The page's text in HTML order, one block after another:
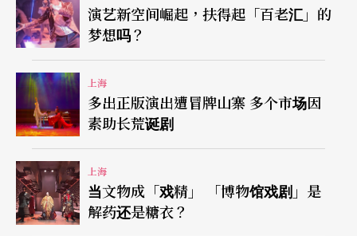
一刀结果了性命！也许你还没走多远，忽然又看到
三个人争执起来还拔刀了，随著一阵惊呼，拔刀的
把其中一人砍了，周围的人大叫杀人啦……原来这
又是一出〈青面兽杨志卖刀杀牛二〉。
最受观众和游客喜爱的重头戏是〈三打祝家庄〉，
它融合了影视爆破、云梯炮战、大型马术、特技威
亚等实景表演技术；人是真人，马是真马，扮演一
丈青扈三娘的女演员直接在马上和男演员厮杀对
演艺新空间崛起，扶得起「百老汇」的
梦想吗？
上海
多出正版演出遭冒牌山寨 多个市场因
素助长荒诞剧
上海
当文物成「戏精」 「博物馆戏剧」是
解药还是糖衣？